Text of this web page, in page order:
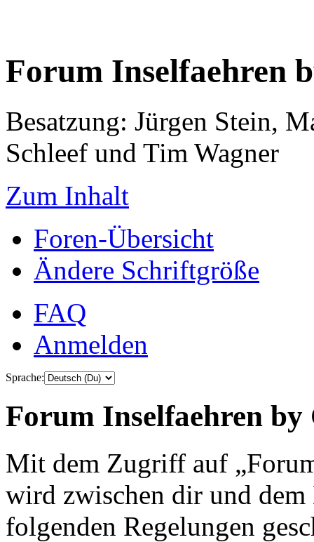
Forum Inselfaehren
Besatzung: Jürgen Stein,
Schleef und Tim Wagner
Zum Inhalt
Foren-Übersicht
Ändere Schriftgröße
FAQ
Anmelden
Sprache:
Forum Inselfaehren
Mit dem Zugriff auf
wird zwischen dir und
folgenden Regelungen